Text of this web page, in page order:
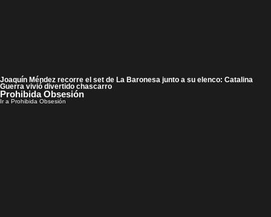
Joaquín Méndez recorre el set de La Baronesa junto a su elenco: Catalina
Guerra vivió divertido chascarro
Prohibida Obsesión
Ir a Prohibida Obsesión